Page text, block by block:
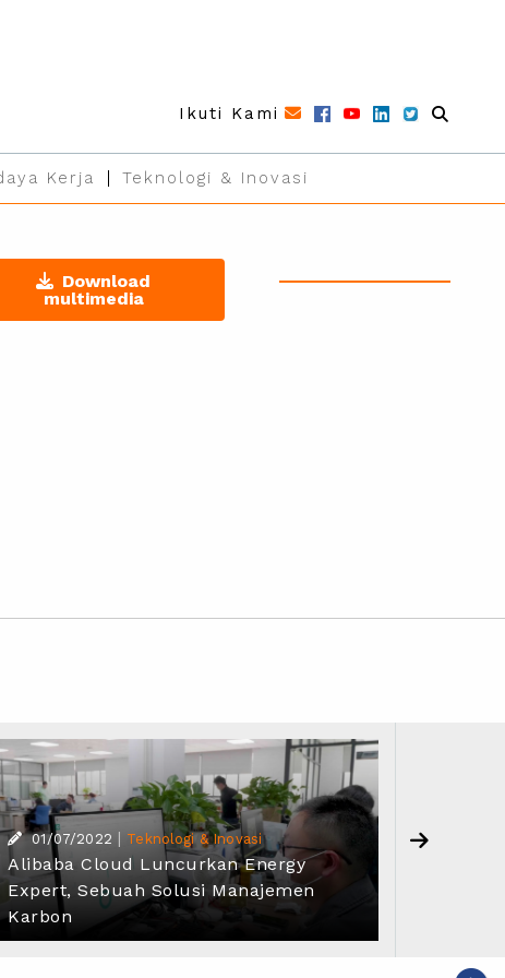
Ikuti Kami
Kerja Teknologi & Inovasi
Download
multimedia
01/07/2022 | Teknologi & Inovasi
Alibaba Cloud Luncurkan Energy
Expert, Sebuah Solusi Manajemen
Karbon